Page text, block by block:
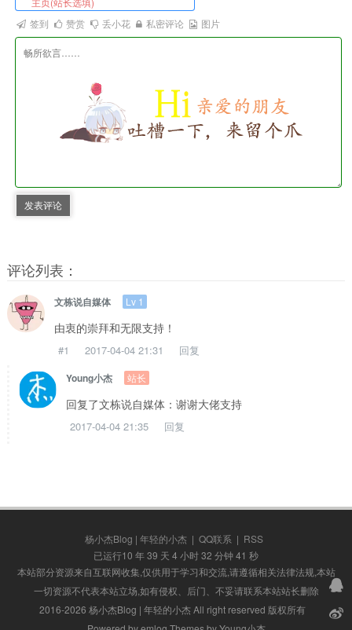
签到 赞赏 丢小花 私密评论 图片
发表评论
评论列表：
文栋说自媒体 Lv 1
由衷的崇拜和无限支持！
#1 2017-04-04 21:31 回复
Young小杰 站长
回复了文栋说自媒体：谢谢大佬支持
2017-04-04 21:35 回复
杨小杰Blog | 年轻的小杰 | QQ联系 | RSS
已运行10 年 39 天 4 小时 32 分钟 41 秒
本站部分资源来自互联网收集,仅供用于学习和交流,请遵循相关法律法规,本站
一切资源不代表本站立场,如有侵权、后门、不妥请联系本站站长删除
2016-2026 杨小杰Blog | 年轻的小杰 All right reserved 版权所有